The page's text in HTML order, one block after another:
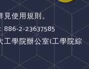
使用規則。
2-23637585
工學院辦公室(工學院綜